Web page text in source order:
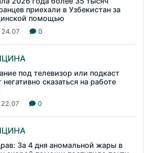
приехали в Узбекистан за
помощью
0
под телевизор или подкаст
сказаться на работе
0
За 4 дня аномальной жары в